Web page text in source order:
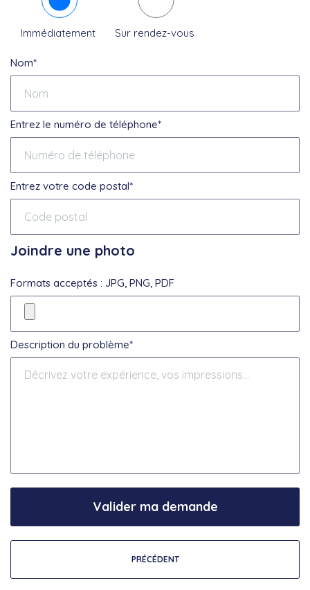
Immédiatement Sur rendez-vous
Nom*
Entrez le numéro de téléphone*
Entrez votre code postal*
Joindre une photo
Formats acceptés : JPG, PNG, PDF
Description du problème*
PRÉCÉDENT
Valider ma demande